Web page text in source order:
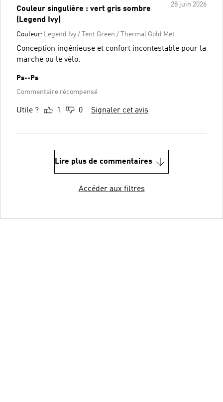
28 juin 2026
Couleur singulière : vert gris sombre
(Legend Ivy)
Couleur: Legend Ivy / Tent Green / Thermal Gold Met.
Conception ingénieuse et confort incontestable pour la
marche ou le vélo.
Ps--Ps
Commentaire récompensé
Utile ? 1 0 Signaler cet avis
Lire plus de commentaires
Accéder aux filtres